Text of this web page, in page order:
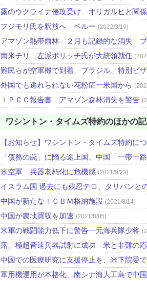
露のウクライナ侵攻受け オリガルヒと関係
フジモリ氏を釈放へ ペルー (2022/3/19)
アマゾン熱帯雨林 ２月も記録的な消失
南米チリ 左派ボリッチ氏が大統領就任
難民らが空軍機で到着 ブラジル、特別ビ
外国でも逃れられない花粉症ー米国から
ＩＰＣＣ報告書 アマゾン森林消失を警告
ワシントン・タイムズ特約のほかの
【お知らせ】ワシントン・タイムズ特約に
「債務の罠」に陥る途上国、中国「一帯一
米空軍 兵器老朽化に危機感 (2021/9/23)
イスラム国 過去にも残忍テロ、タリバンと
中国が新たなＩＣＢＭ格納施設 (2021/8/14)
中国が農地買収を加速 (2021/8/05)
米軍の戦闘能力低下に警告―元海兵隊少将
露、極超音速兵器試射に成功 米と非難の
中国での医療研究に支援停止を、米下院委
軍用機運用が本格化、南シナ海人工島で中